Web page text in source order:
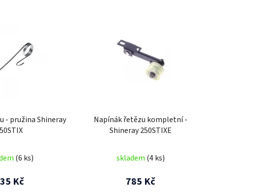
- pružina Shineray
(6 ks)
Kč
Napínák řetězu kompletní -
Shineray 250STIXE
skladem (4 ks)
785 Kč